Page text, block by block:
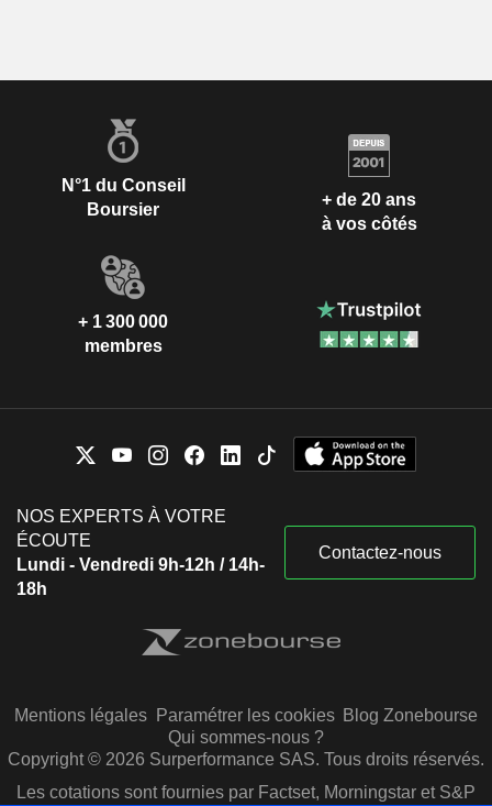
N°1 du Conseil
Boursier
+ de 20 ans
à vos côtés
+ 1 300 000
membres
NOS EXPERTS À VOTRE
ÉCOUTE
Lundi - Vendredi 9h-12h / 14h-
18h
Contactez-nous
Mentions légales Paramétrer les cookies Blog Zonebourse
Qui sommes-nous ?
Copyright © 2026 Surperformance SAS. Tous droits réservés.
Les cotations sont fournies par Factset, Morningstar et S&P